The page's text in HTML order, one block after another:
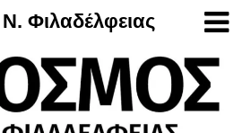
Φιλαδέλφειας